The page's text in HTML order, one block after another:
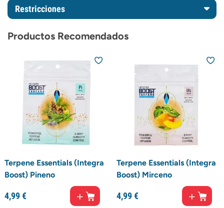
Restricciones
Productos Recomendados
Terpene Essentials (Integra
Boost) Pineno
4,99€
Terpene Essentials (Integra
Boost) Mirceno
4,99€